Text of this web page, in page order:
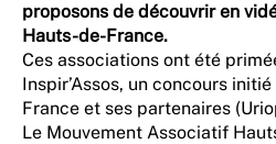
proposons de découvrir en
Hauts-de-France.
Ces associations ont été
Inspir’Assos, un concours
France et ses partenaires
Le Mouvement Associatif